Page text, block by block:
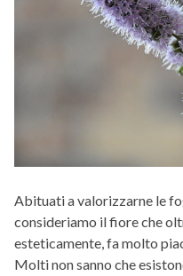
Abituati a valorizzarne le
consideriamo il fiore che
esteticamente, fa molto
Molti non sanno che